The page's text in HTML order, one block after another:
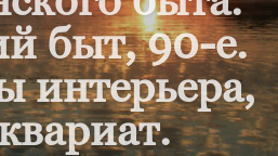
быт, 90-е.
интерьера,